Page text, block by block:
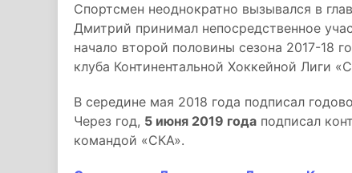
Спортсмен неоднократно вызывался в
Дмитрий принимал непосредственное
начало второй половины сезона 2017-18
клуба Континентальной Хоккейной Лиги
В середине мая 2018 года подписал
Через год, 5 июня 2019 года подписал
командой «СКА».